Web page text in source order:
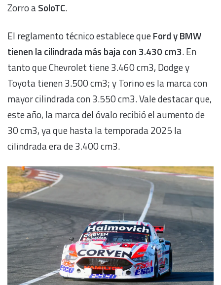
Zorro aSoloTC.
El reglamento técnico establece queFord y BMW
tienen la cilindrada más baja con 3.430 cm3. En
tanto que Chevrolet tiene 3.460 cm3, Dodge y
Toyota tienen 3.500 cm3; y Torino es la marca con
mayor cilindrada con 3.550 cm3. Vale destacar que,
este año, la marca del óvalo recibió el aumento de
30 cm3, ya que hasta la temporada 2025 la
cilindrada era de 3.400 cm3.